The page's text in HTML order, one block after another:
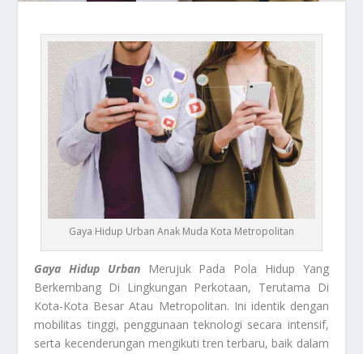
Gaya Hidup Urban Anak Muda Kota Metropolitan
Gaya Hidup UrbanMerujuk Pada Pola Hidup Yang
Berkembang Di Lingkungan Perkotaan, Terutama Di
Kota-Kota Besar Atau Metropolitan. Ini identik dengan
mobilitas tinggi, penggunaan teknologi secara intensif,
serta kecenderungan mengikuti tren terbaru, baik dalam